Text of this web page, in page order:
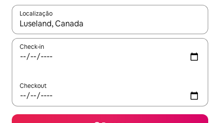
Localização
Quando os resultados estiverem disponíveis, explore-os
Check-in
Checkout